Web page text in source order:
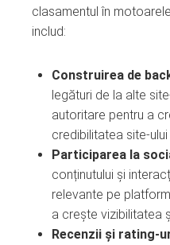
clasamentul în
includ:
Construirea de
legături de la alte
autoritare pentru a
credibilitatea site-ului
Participarea la
conținutului și
relevante pe
a crește vizibilitatea
Recenzii și rating-